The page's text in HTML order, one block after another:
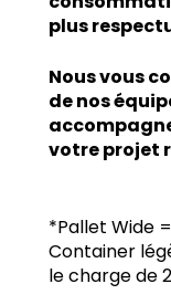
plus
Nous vous
de nos
votre projet
*Pallet Wide =
Container
le charge de